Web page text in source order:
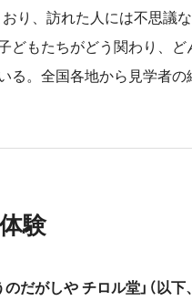
り、訪れた人には不思議
どもたちがどう関わり、ど
る。全国各地から見学者の
験
がしや チロル堂」（以下